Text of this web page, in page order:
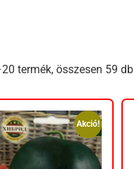
termék, összesen 59 db
Akció!